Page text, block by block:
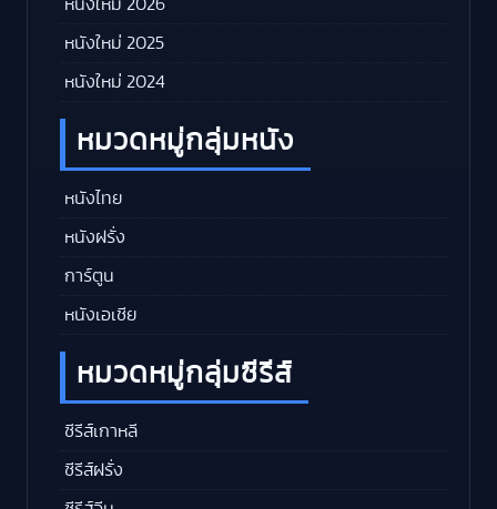
หนังใหม่ 2026
หนังใหม่ 2025
หนังใหม่ 2024
หมวดหมู่กลุ่มหนัง
หนังไทย
หนังฝรั่ง
การ์ตูน
หนังเอเชีย
หมวดหมู่กลุ่มซีรีส์
ซีรีส์เกาหลี
ซีรีส์ฝรั่ง